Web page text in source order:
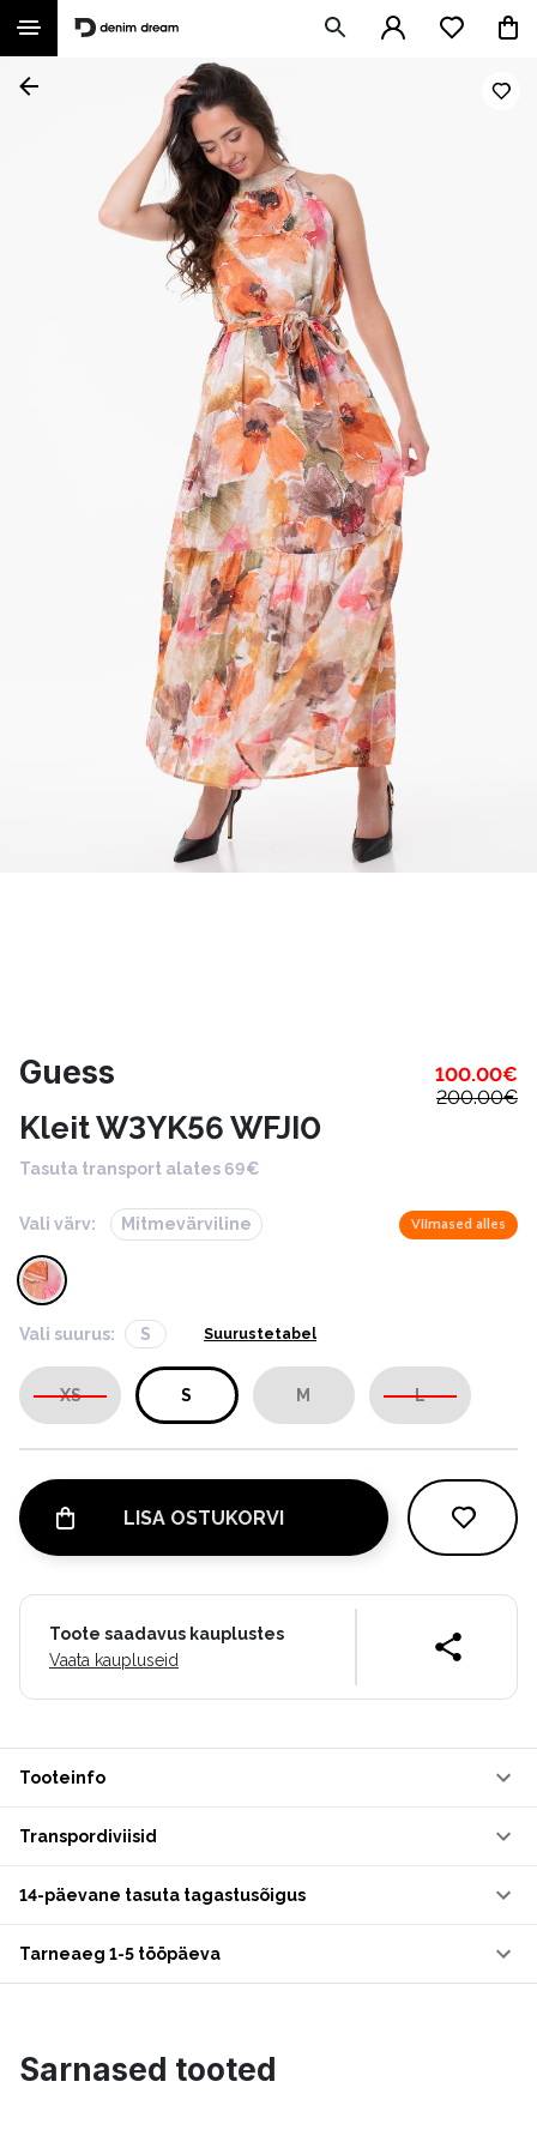
Guess 100.00€
200.00€
Kleit W3YK56 WFJI0
Tasuta transport alates 69€
Vali värv: Mitmevärviline Viimased alles
Vali suurus: S Suurustetabel
XS S M L
LISA OSTUKORVI
Toote saadavus kauplustes
Vaata kaupluseid
Tooteinfo
Transpordiviisid
14-päevane tasuta tagastusõigus
Tarneaeg 1-5 tööpäeva
Sarnased tooted